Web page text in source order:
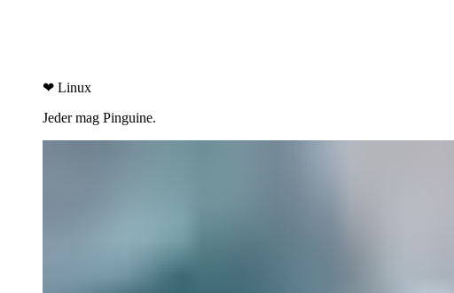
❤ Linux
Jeder mag Pinguine.